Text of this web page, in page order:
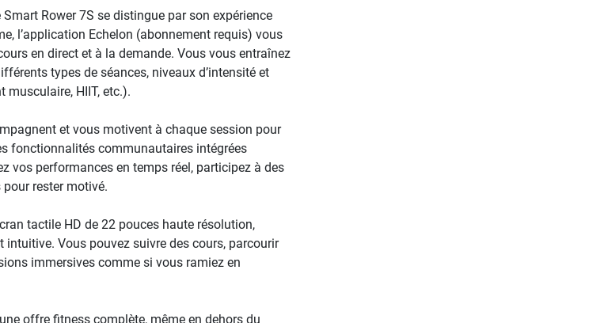
Rower 7S se distingue par son expérience
l’application Echelon (abonnement requis) vous
en direct et à la demande. Vous vous entraînez
types de séances, niveaux d’intensité et
musculaire, HIIT, etc.).
et vous motivent à chaque session pour
fonctionnalités communautaires intégrées
vos performances en temps réel, participez à des
rester motivé.
tactile HD de 22 pouces haute résolution,
Vous pouvez suivre des cours, parcourir
immersives comme si vous ramiez en
offre fitness complète, même en dehors du